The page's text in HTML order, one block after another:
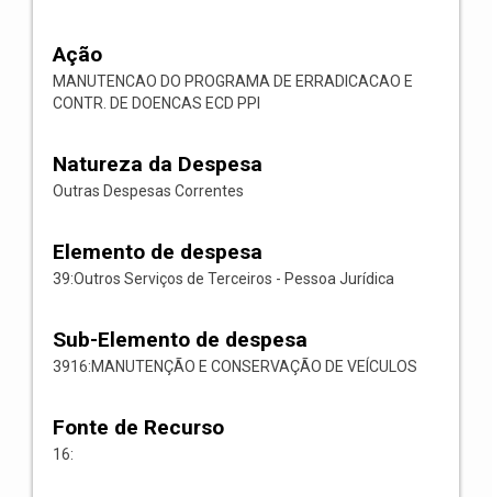
Ação
MANUTENCAO DO PROGRAMA DE ERRADICACAO E
CONTR. DE DOENCAS ECD PPI
Natureza da Despesa
Outras Despesas Correntes
Elemento de despesa
39:Outros Serviços de Terceiros - Pessoa Jurídica
Sub-Elemento de despesa
3916:MANUTENÇÃO E CONSERVAÇÃO DE VEÍCULOS
Fonte de Recurso
16: